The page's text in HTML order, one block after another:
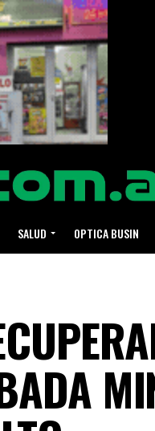
SALUD OPTICA BUSIN